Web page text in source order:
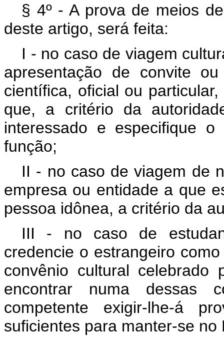
§ 4º - A prova de meios
deste artigo, será feita:
I - no caso de viagem
apresentação de convite
científica, oficial ou
que, a critério da
interessado e especifique
função;
II - no caso de viagem de
empresa ou entidade a que
pessoa idônea, a critério da
III - no caso de
credencie o estrangeiro
convênio cultural
encontrar numa dessas
competente exigir-lhe-á
suficientes para manter-se no